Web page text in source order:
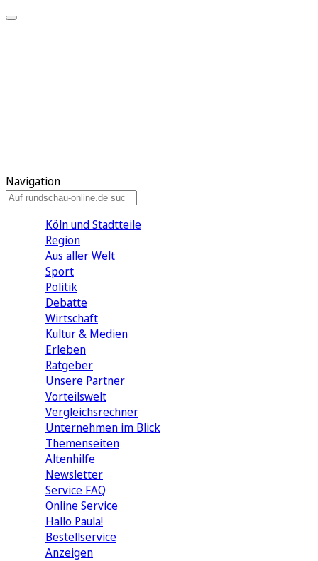
Navigation
Köln und Stadtteile
Region
Aus aller Welt
Sport
Politik
Debatte
Wirtschaft
Kultur & Medien
Erleben
Ratgeber
Unsere Partner
Vorteilswelt
Vergleichsrechner
Unternehmen im Blick
Themenseiten
Altenhilfe
Newsletter
Service FAQ
Online Service
Hallo Paula!
Bestellservice
Anzeigen